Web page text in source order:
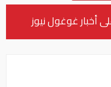
أخبار غوغول نيوز